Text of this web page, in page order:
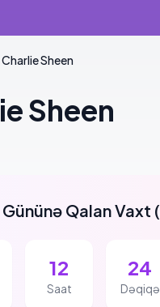
CharlieSheen
Sheen
Qalan Vaxt (
12
Saat
24
Dəqiqə